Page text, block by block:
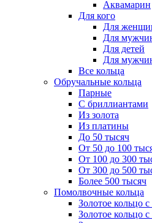
Аквамарин
Для кого
Для
Для
Для детей
Для
Все кольца
Обручальные кольца
Парные
С бриллиантами
Из золота
Из платины
До 50 тысяч
От 50 до 100
От 100 до 300
От 300 до 500
Более 500 тысяч
Помолвочные кольца
Золотое кольцо
Золотое кольцо